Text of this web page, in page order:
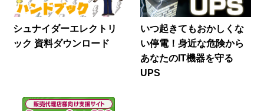
シュナイダーエレクトリ
ック 資料ダウンロード
いつ起きてもおかしくな
い停電！身近な危険から
あなたのIT機器を守る
UPS